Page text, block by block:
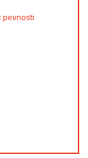
pevnosti